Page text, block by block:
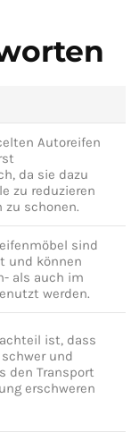
Autoreifen
da sie dazu
zu ‍reduzieren​
zu schonen.
sind⁤
und können
als⁢ auch im
‍werden.
ist, dass
und
den Transport
erschweren